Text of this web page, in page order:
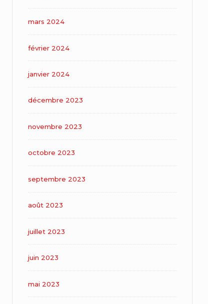
mars 2024
février 2024
janvier 2024
décembre 2023
novembre 2023
octobre 2023
septembre 2023
août 2023
juillet 2023
juin 2023
mai 2023